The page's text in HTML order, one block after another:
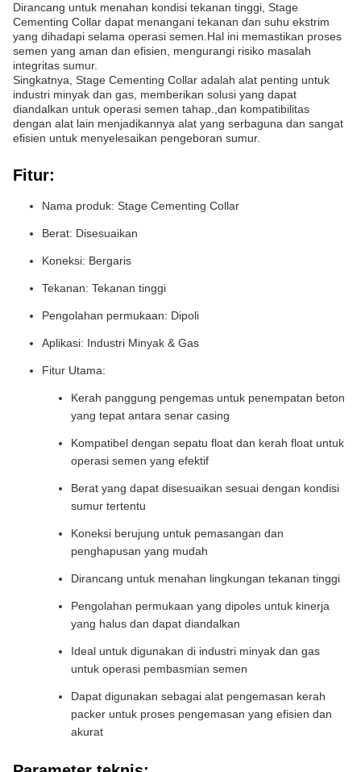
Dirancang untuk menahan kondisi tekanan tinggi, Stage
Cementing Collar dapat menangani tekanan dan suhu ekstrim
yang dihadapi selama operasi semen.Hal ini memastikan proses
semen yang aman dan efisien, mengurangi risiko masalah
integritas sumur.
Singkatnya, Stage Cementing Collar adalah alat penting untuk
industri minyak dan gas, memberikan solusi yang dapat
diandalkan untuk operasi semen tahap.,dan kompatibilitas
dengan alat lain menjadikannya alat yang serbaguna dan sangat
efisien untuk menyelesaikan pengeboran sumur.
Fitur:
Nama produk: Stage Cementing Collar
Berat: Disesuaikan
Koneksi: Bergaris
Tekanan: Tekanan tinggi
Pengolahan permukaan: Dipoli
Aplikasi: Industri Minyak & Gas
Fitur Utama:
Kerah panggung pengemas untuk penempatan beton
yang tepat antara senar casing
Kompatibel dengan sepatu float dan kerah float untuk
operasi semen yang efektif
Berat yang dapat disesuaikan sesuai dengan kondisi
sumur tertentu
Koneksi berujung untuk pemasangan dan
penghapusan yang mudah
Dirancang untuk menahan lingkungan tekanan tinggi
Pengolahan permukaan yang dipoles untuk kinerja
yang halus dan dapat diandalkan
Ideal untuk digunakan di industri minyak dan gas
untuk operasi pembasmian semen
Dapat digunakan sebagai alat pengemasan kerah
packer untuk proses pengemasan yang efisien dan
akurat